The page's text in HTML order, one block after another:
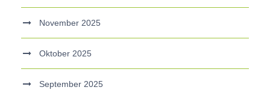
November 2025
Oktober 2025
September 2025